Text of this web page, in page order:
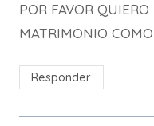
POR FAVOR
MATRIMONIO
Responder